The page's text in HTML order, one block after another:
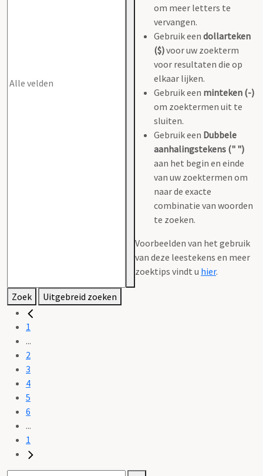
om meer letters te
vervangen.
Gebruik een dollarteken
($)voor uw zoekterm
voor resultaten die op
elkaar lijken.
Gebruik een minteken (-)
om zoektermen uit te
sluiten.
Gebruik een Dubbele
aanhalingstekens (" ")
aan het begin en einde
van uw zoektermen om
naar de exacte
combinatie van woorden
te zoeken.
Voorbeelden van het gebruik
van deze leestekens en meer
zoektips vindt u hier.
Zoek Uitgebreid zoeken
1
...
2
3
4
5
6
...
1